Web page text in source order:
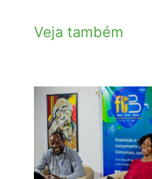
Veja também